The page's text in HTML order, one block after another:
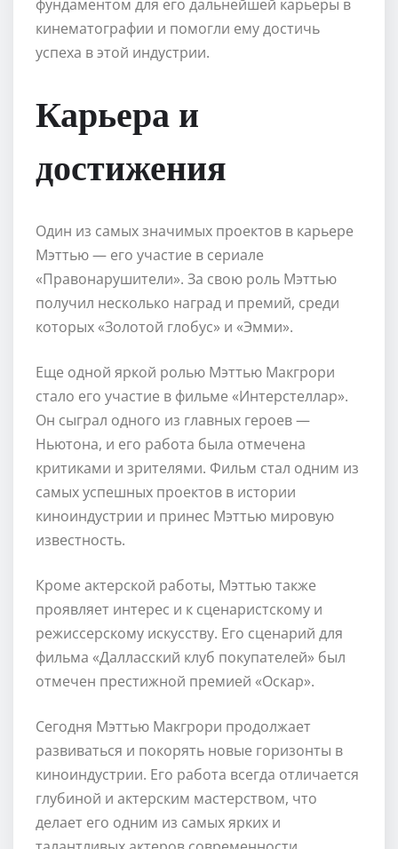
фундаментом для его дальнейшей карьеры в
кинематографии и помогли ему достичь
успеха в этой индустрии.
Карьера и
достижения
Один из самых значимых проектов в карьере
Мэттью — его участие в сериале
«Правонарушители». За свою роль Мэттью
получил несколько наград и премий, среди
которых «Золотой глобус» и «Эмми».
Еще одной яркой ролью Мэттью Макгрори
стало его участие в фильме «Интерстеллар».
Он сыграл одного из главных героев —
Ньютона, и его работа была отмечена
критиками и зрителями. Фильм стал одним из
самых успешных проектов в истории
киноиндустрии и принес Мэттью мировую
известность.
Кроме актерской работы, Мэттью также
проявляет интерес и к сценаристскому и
режиссерскому искусству. Его сценарий для
фильма «Далласский клуб покупателей» был
отмечен престижной премией «Оскар».
Сегодня Мэттью Макгрори продолжает
развиваться и покорять новые горизонты в
киноиндустрии. Его работа всегда отличается
глубиной и актерским мастерством, что
делает его одним из самых ярких и